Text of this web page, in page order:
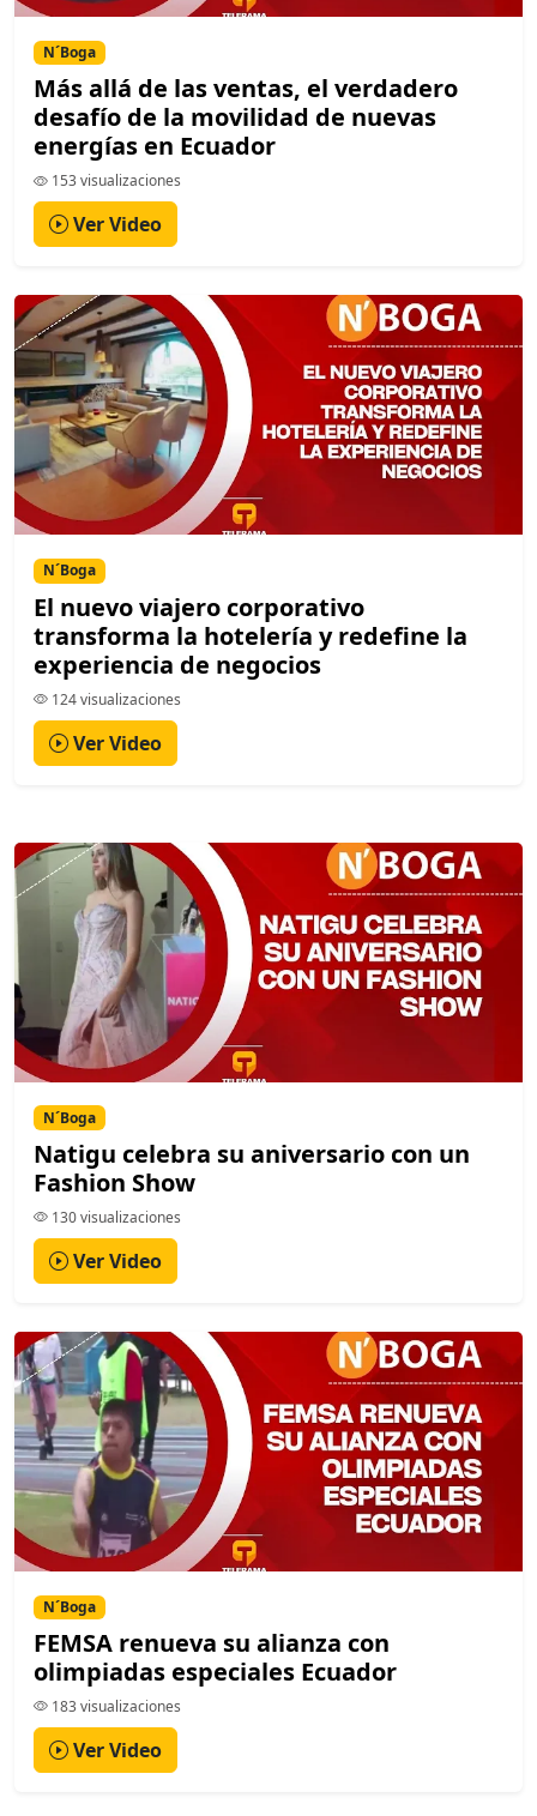
N´Boga
Más allá de las ventas, el verdadero
desafío de la movilidad de nuevas
energías en Ecuador
153 visualizaciones
Ver Video
N´Boga
El nuevo viajero corporativo
transforma la hotelería y redefine la
experiencia de negocios
124 visualizaciones
Ver Video
N´Boga
Natigu celebra su aniversario con un
Fashion Show
130 visualizaciones
Ver Video
N´Boga
FEMSA renueva su alianza con
olimpiadas especiales Ecuador
183 visualizaciones
Ver Video